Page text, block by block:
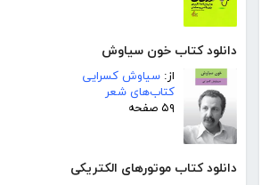
دانلود کتاب خون سیاوش
از: سیاوش کسرایی
کتاب‌های شعر
۵۹ صفحه
دانلود کتاب موتورهای الکتریکی